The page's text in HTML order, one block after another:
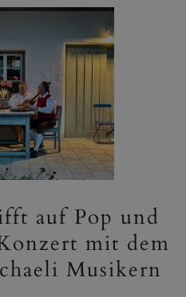
auf Pop und
mit dem
Musikern